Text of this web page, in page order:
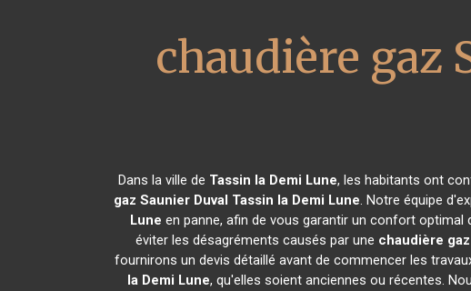
chaudière gaz
Dans la ville de Tassin la Demi Lune, les habitants ont
gaz Saunier Duval Tassin la Demi Lune. Notre équipe
Lune en panne, afin de vous garantir un confort
éviter les désagréments causés par une chaudière
fournirons un devis détaillé avant de commencer les
la Demi Lune, qu'elles soient anciennes ou récentes.